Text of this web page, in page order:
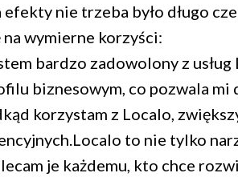
efekty nie trzeba było długo
na wymierne korzyści:
bardzo zadowolony z
biznesowym, co pozwala
korzystam z Localo,
to nie tylko
je każdemu, kto chce